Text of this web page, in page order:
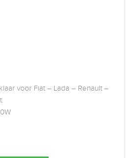
voor Fiat – Lada – Renault –